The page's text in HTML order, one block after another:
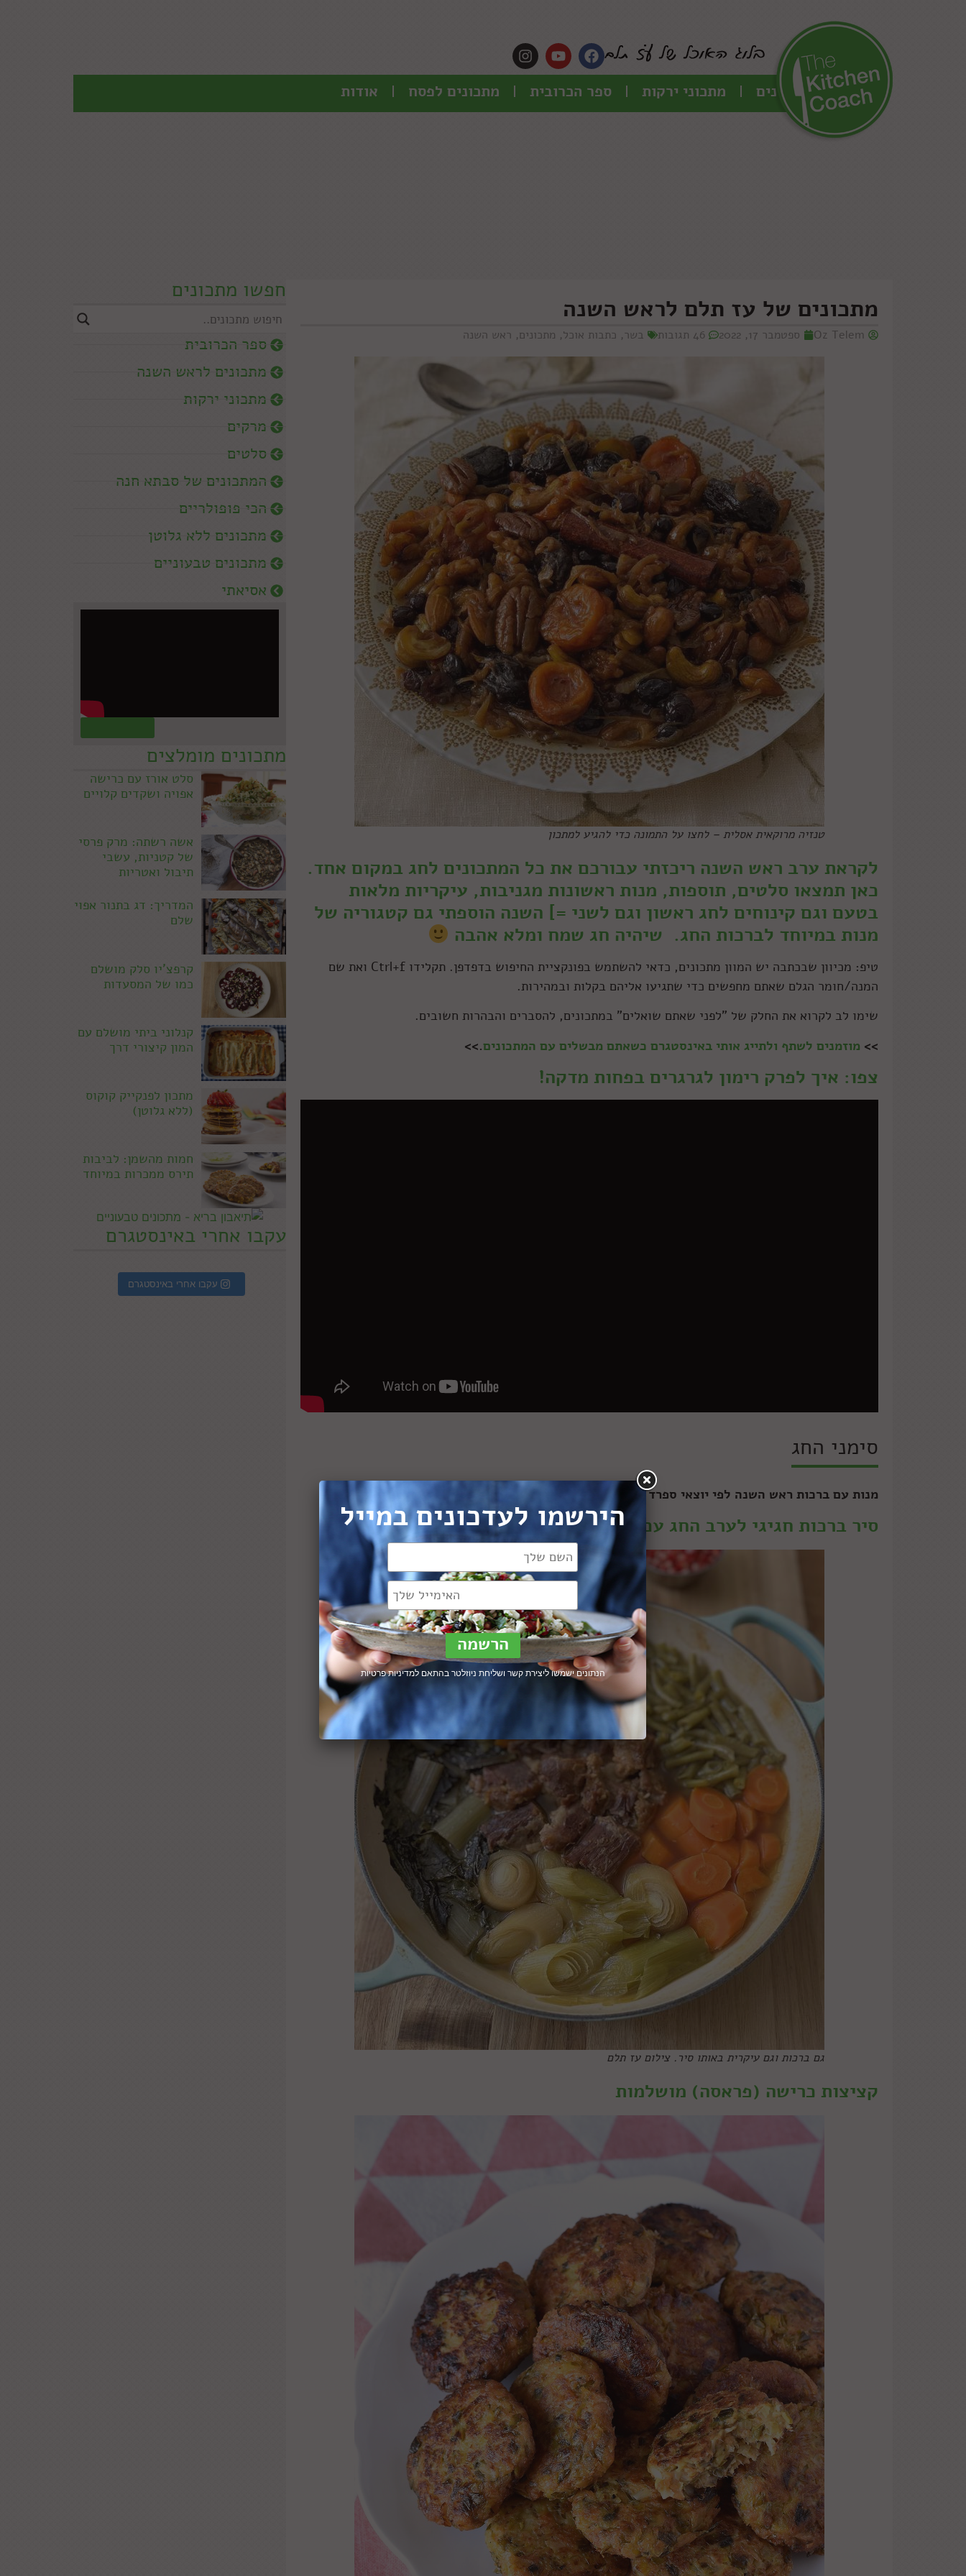
כל המתכונים מתכוני ירקות ספר הכרובית מתכונים לפסח אודות
חפשו מתכונים
ספר הכרובית
מתכונים לראש השנה
מתכוני ירקות
מרקים
סלטים
המתכונים של סבתא חנה
הכי פופולריים
מתכונים ללא גלוטן
מתכונים טבעוניים
אסיאתי
מתכונים מומלצים
סלט אורז עם כרישה
אפויה ושקדים קלויים
אשה רשתה: מרק פרסי
של קטניות, עשבי
תיבול ואטריות
המדריך: דג בתנור אפוי
שלם
קרפצ'יו סלק מושלם
כמו של המסעדות
קנלוני ביתי מושלם עם
המון קיצורי דרך
מתכון לפנקייק קוקוס
(ללא גלוטן)
חמות מהשמן: לביבות
תירס ממכרות במיוחד
עקבו אחרי באינסטגרם
עקבו אחרי באינסטגרם
מתכונים של עז תלם לראש השנה
Oz Telem ספטמבר 17, 2022 46 תגובות בשר, כתבות אוכל, מתכונים, ראש השנה
טנזיה מרוקאית אסלית – לחצו על התמונה כדי להגיע למתכון
לקראת ערב ראש השנה ריכזתי עבורכם את כל המתכונים לחג במקום אחד.
כאן תמצאו סלטים, תוספות, מנות ראשונות מגניבות, עיקריות מלאות
בטעם וגם קינוחים לחג ראשון וגם לשני =] השנה הוספתי גם קטגוריה של
מנות במיוחד לברכות החג. שיהיה חג שמח ומלא אהבה
טיפ: מכיוון שבכתבה יש המוון מתכונים, כדאי להשתמש בפונקציית החיפוש בדפדפן. תקלידו Ctrl+f ואת שם
המנה/חומר הגלם שאתם מחפשים כדי שתגיעו אליהם בקלות ובמהירות.
שימו לב לקרוא את החלק של "לפני שאתם שואלים" במתכונים, להסברים והבהרות חשובים.
>> מוזמנים לשתף ולתייג אותי באינסטגרם כשאתם מבשלים עם המתכונים.>>
צפו: איך לפרק רימון לגרגרים בפחות מדקה!
סימני החג
מנות עם ברכות ראש השנה לפי יוצאי ספרד
סיר ברכות חגיגי לערב החג עם בשר ראש, כרישה, לוביה ועוד
גם ברכות וגם עיקרית באותו סיר. צילום עז תלם
קציצות כרישה (פראסה) מושלמות
הירשמו לעדכונים במייל
הנתונים ישמשו ליצירת קשר ושליחת ניוזלטר בהתאם למדיניות פרטיות